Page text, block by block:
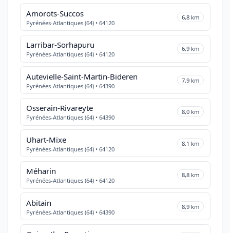
Amorots-Succos
Pyrénées-Atlantiques (64) • 64120
6,8 km
Larribar-Sorhapuru
Pyrénées-Atlantiques (64) • 64120
6,9 km
Autevielle-Saint-Martin-Bideren
Pyrénées-Atlantiques (64) • 64390
7,9 km
Osserain-Rivareyte
Pyrénées-Atlantiques (64) • 64390
8,0 km
Uhart-Mixe
Pyrénées-Atlantiques (64) • 64120
8,1 km
Méharin
Pyrénées-Atlantiques (64) • 64120
8,8 km
Abitain
Pyrénées-Atlantiques (64) • 64390
8,9 km